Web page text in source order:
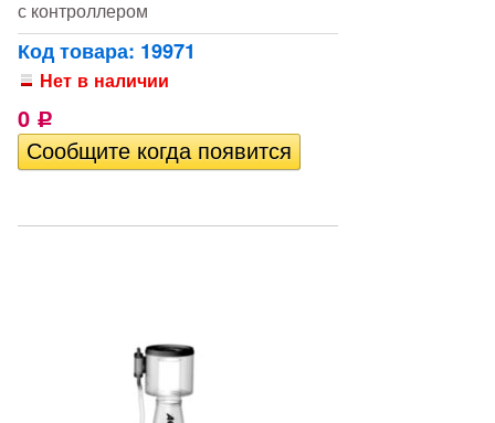
с контроллером
Код товара: 19971
Нет в наличии
0 Р